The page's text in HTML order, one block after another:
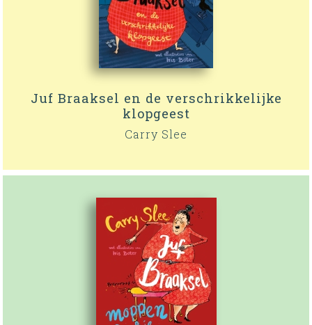
Juf Braaksel en de verschrikkelijke
klopgeest
Carry Slee